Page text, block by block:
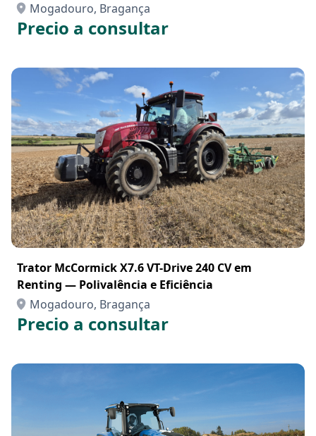
Mogadouro, Bragança
Precio a consultar
Trator McCormick X7.6 VT-Drive 240 CV em
Renting — Polivalência e Eficiência
Mogadouro, Bragança
Precio a consultar